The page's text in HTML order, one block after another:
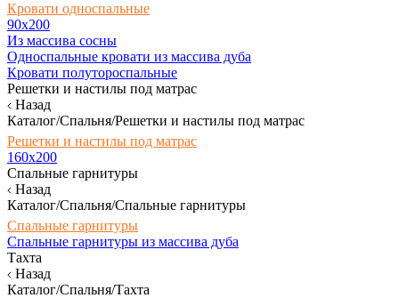
Кровати односпальные
90х200
Из массива сосны
Односпальные кровати из массива дуба
Кровати полутороспальные
Решетки и настилы под матрас
Назад
Каталог/Спальня/Решетки и настилы под матрас
Решетки и настилы под матрас
160х200
Спальные гарнитуры
Назад
Каталог/Спальня/Спальные гарнитуры
Спальные гарнитуры
Спальные гарнитуры из массива дуба
Тахта
Назад
Каталог/Спальня/Тахта